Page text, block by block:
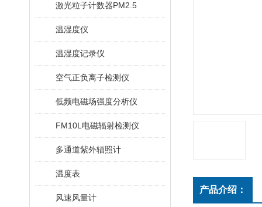
激光粒子计数器PM2.5
温湿度仪
温湿度记录仪
空气正负离子检测仪
低频电磁场强度分析仪
FM10L电磁辐射检测仪
多通道紫外辐照计
温度表
风速风量计
产品介绍：